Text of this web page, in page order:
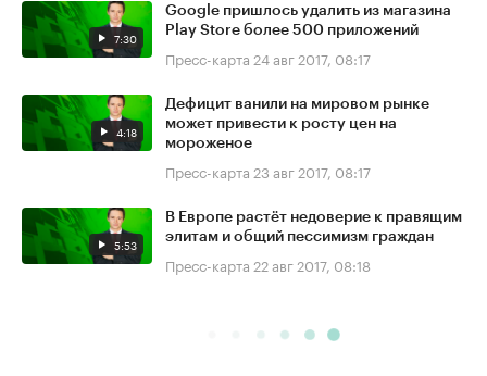
7:30
Google пришлось удалить из магазина
Play Store более 500 приложений
Пресс-карта 24 авг 2017, 08:17
4:18
Дефицит ванили на мировом рынке
может привести к росту цен на
мороженое
Пресс-карта 23 авг 2017, 08:17
5:53
В Европе растёт недоверие к правящим
элитам и общий пессимизм граждан
Пресс-карта 22 авг 2017, 08:18